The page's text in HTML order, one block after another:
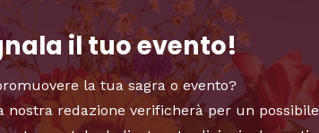
il tuo evento!
la tua sagra o evento?
nostra redazione verificherà per un possibile